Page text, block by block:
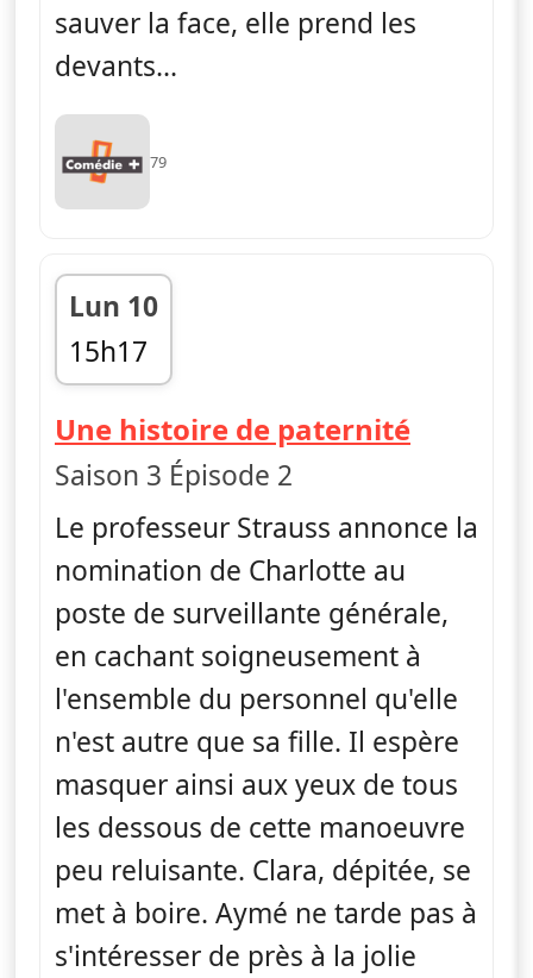
sauver la face, elle prend les
devants...
79
Lun 10
15h17
fin 15h41
Une histoire de paternité— H
Saison 3 Épisode 2
Le professeur Strauss annonce la
nomination de Charlotte au
poste de surveillante générale,
en cachant soigneusement à
l'ensemble du personnel qu'elle
n'est autre que sa fille. Il espère
masquer ainsi aux yeux de tous
les dessous de cette manoeuvre
peu reluisante. Clara, dépitée, se
met à boire. Aymé ne tarde pas à
s'intéresser de près à la jolie